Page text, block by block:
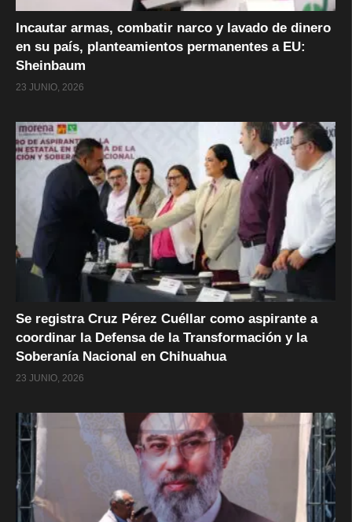
Incautar armas, combatir narco y lavado de dinero
en su país, planteamientos permanentes a EU:
Sheinbaum
23 JUNIO, 2026
Se registra Cruz Pérez Cuéllar como aspirante a
coordinar la Defensa de la Transformación y la
Soberanía Nacional en Chihuahua
23 JUNIO, 2026